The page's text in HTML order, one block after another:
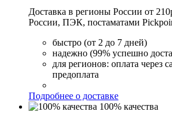
Доставка в регионы России от
России, ПЭК, постаматами
быстро (от 2 до 7 дней)
надежно (99% успешно
для регионов: оплата через
предоплата
Подробнее о доставке
100% качества